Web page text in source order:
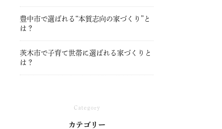
豊中市で選ばれる“本質志向の家づくり”と
は？
茨木市で子育て世帯に選ばれる家づくりと
は？
Category
カテゴリー